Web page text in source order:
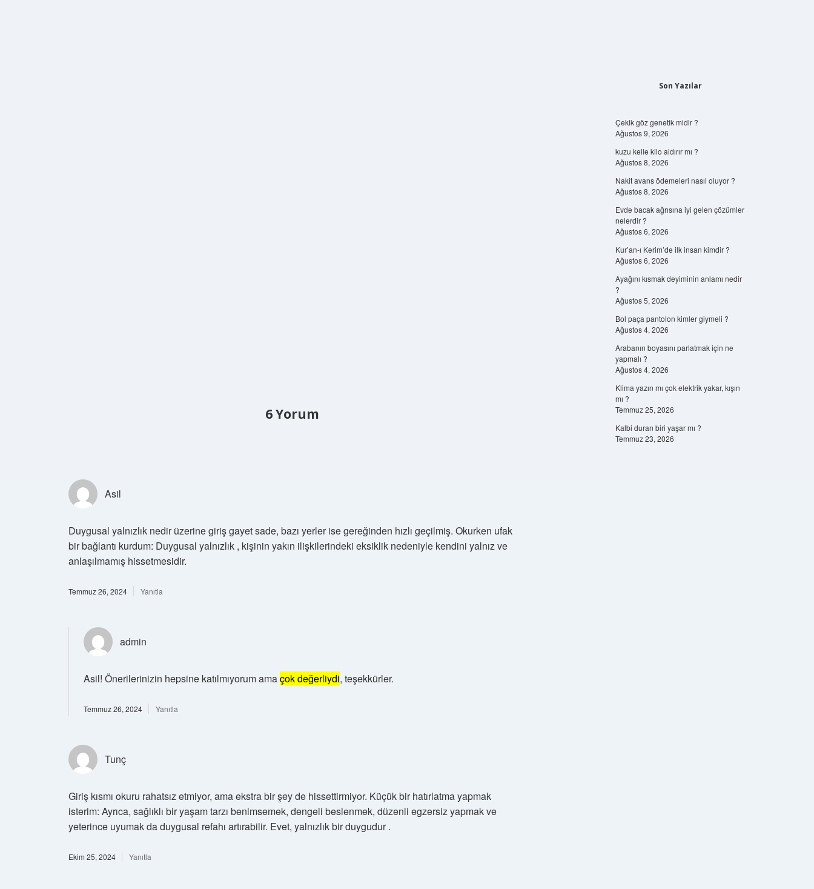
6 Yorum
Asil
Duygusal yalnızlık nedir üzerine giriş gayet sade, bazı yerler ise gereğinden hızlı geçilmiş. Okurken ufak
bir bağlantı kurdum: Duygusal yalnızlık , kişinin yakın ilişkilerindeki eksiklik nedeniyle kendini yalnız ve
anlaşılmamış hissetmesidir.
Temmuz 26, 2024 Yanıtla
admin
Asil! Önerilerinizin hepsine katılmıyorum amaçok değerliydi, teşekkürler.
Temmuz 26, 2024 Yanıtla
Tunç
Giriş kısmı okuru rahatsız etmiyor, ama ekstra bir şey de hissettirmiyor. Küçük bir hatırlatma yapmak
isterim: Ayrıca, sağlıklı bir yaşam tarzı benimsemek, dengeli beslenmek, düzenli egzersiz yapmak ve
yeterince uyumak da duygusal refahı artırabilir. Evet, yalnızlık bir duygudur .
Ekim 25, 2024 Yanıtla
Son Yazılar
Çekik göz genetik midir ?
Ağustos 9, 2026
kuzu kelle kilo aldırır mı ?
Ağustos 8, 2026
Nakit avans ödemeleri nasıl oluyor ?
Ağustos 8, 2026
Evde bacak ağrısına iyi gelen çözümler
nelerdir ?
Ağustos 6, 2026
Kur’an-ı Kerim’de ilk insan kimdir ?
Ağustos 6, 2026
Ayağını kısmak deyiminin anlamı nedir
?
Ağustos 5, 2026
Bol paça pantolon kimler giymeli ?
Ağustos 4, 2026
Arabanın boyasını parlatmak için ne
yapmalı ?
Ağustos 4, 2026
Klima yazın mı çok elektrik yakar, kışın
mı ?
Temmuz 25, 2026
Kalbi duran biri yaşar mı ?
Temmuz 23, 2026